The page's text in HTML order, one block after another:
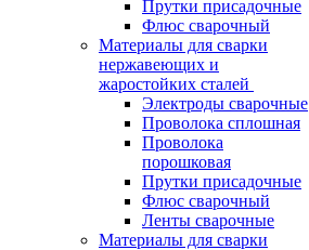
Прутки присадочные
Флюс сварочный
Материалы для сварки
нержавеющих и
жаростойких сталей
Электроды сварочные
Проволока сплошная
Проволока
порошковая
Прутки присадочные
Флюс сварочный
Ленты сварочные
Материалы для сварки